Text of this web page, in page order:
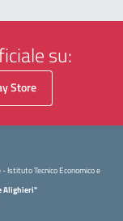
su:
Store
Istituto Tecnico Economico e
Alighieri"
iniziale della scuola